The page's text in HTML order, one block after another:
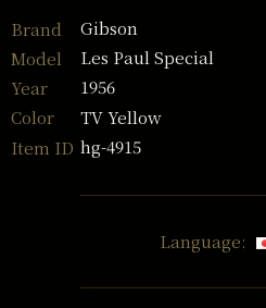
Brand
Gibson
Model
Les Paul Special
Year
1956
Color
TV Yellow
Item ID hg-4915
Language: